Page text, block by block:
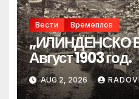
Вести Времеплов
„ИЛИНДЕНСКО
Август 1903 год.
AUG 2, 2026